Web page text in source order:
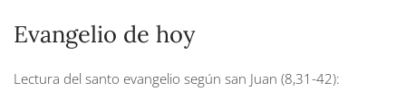
Evangelio de hoy
Lectura del santo evangelio según san Juan (8,31-42):